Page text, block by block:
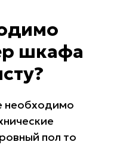
шкафа
необходимо
пол то